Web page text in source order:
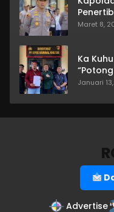
Maret 8,
Ka
Januari
Advertise